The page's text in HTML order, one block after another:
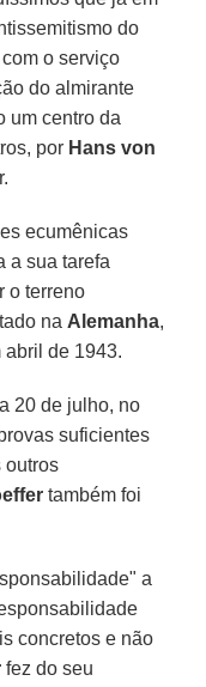
do
o serviço
do almirante
um centro da
por Hans von
ecumênicas
a sua tarefa
o terreno
na Alemanha,
abril de 1943.
20 de julho, no
suficientes
outros
também foi
a
concretos e não
fez do seu